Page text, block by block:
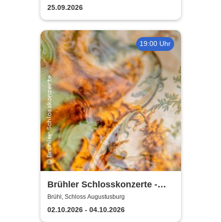
Kaiserbahnhof Brühl
25.09.2026
19:00 Uhr
Brühler Schlosskonzerte -
Haydn-Festival 2026
Brühl, Schloss Augustusburg
02.10.2026 - 04.10.2026